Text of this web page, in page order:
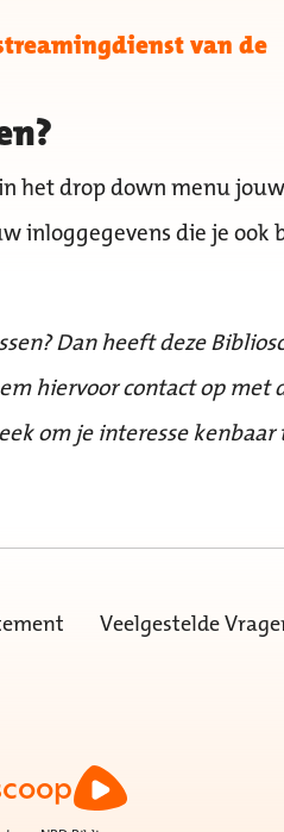
van de
het drop down menu jouw
inloggegevens die je ook
Dan heeft deze
hiervoor contact op met
om je interesse kenbaar
Veelgestelde